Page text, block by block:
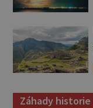
Záhady historie